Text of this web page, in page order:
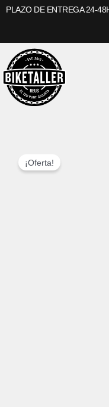
PLAZO DE ENTREGA 24-
¡Oferta!